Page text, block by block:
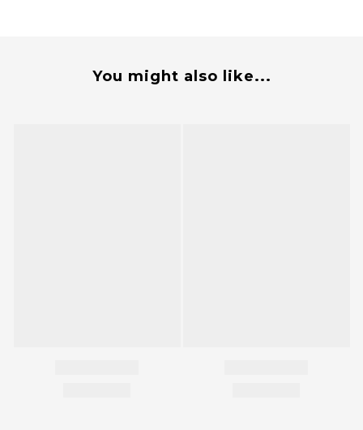
You might also like...